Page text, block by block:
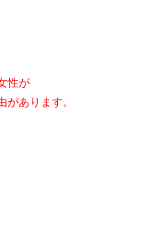
性が
があります。